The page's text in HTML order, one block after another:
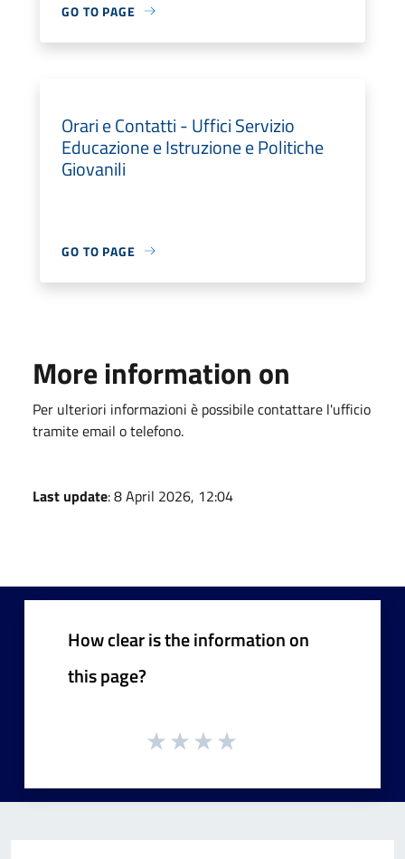
GO TO PAGE
Orari e Contatti - Uffici Servizio
Educazione e Istruzione e Politiche
Giovanili
GO TO PAGE
More information on
Per ulteriori informazioni è possibile contattare l'ufficio
tramite email o telefono.
Last update: 8 April 2026, 12:04
How clear is the information on
this page?